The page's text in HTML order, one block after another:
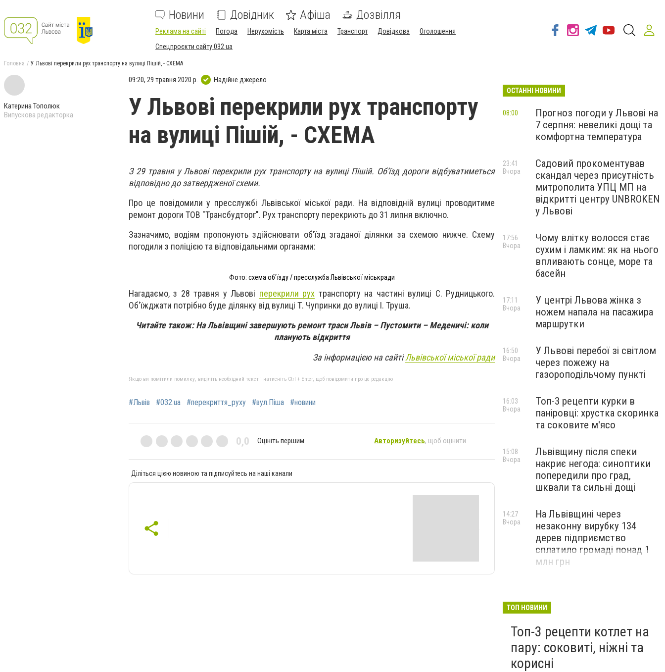
Новини Довідник Афіша Дозвілля
Реклама на сайті Погода Нерухомість Карта міста Транспорт Довідкова
Оголошення
Спецпроєкти сайту 032.ua
Головна У Львові перекрили рух транспорту на вулиці Пішій, - СХЕМА
Катерина Тополюк
Випускова редакторка
09:20, 29 травня 2020 р. Надійне джерело
У Львові перекрили рух транспорту
на вулиці Пішій, - СХЕМА
З 29 травня у Львові перекрили рух транспорту на вулиці Пішій. Об'їзд дороги відбуватиметься
відповідно до затвердженої схеми.
Про це повідомили у пресслужбі Львівської міської ради. На відповідній вулиці проводитиме
ремонт дороги ТОВ "Трансбудторг". Рух транспорту перекриють до 31 липня включно.
Зазначимо, водіям пропонують здійснювати об'їзд згаданої ділянки за схемою нижче. Схему
погодили з поліцією та відповідальними органами:
Фото: схема об'їзду / пресслужба Львівської міськради
Нагадаємо, з 28 травня у Львові перекрили рух транспорту на частині вулиці С. Рудницького.
Об'їжджати потрібно буде ділянку від вулиці Т. Чупринки до вулиці І. Труша.
Читайте також: На Львівщині завершують ремонт траси Львів – Пустомити – Меденичі: коли
планують відкриття
За інформацією на сайтіЛьвівської міської ради
Якщо ви помітили помилку, виділіть необхідний текст і натисніть Ctrl + Enter, щоб повідомити про це редакцію
#Львів #032.ua #перекриття_руху #вул.Піша #новини
0,0 Оцініть першим Авторизуйтесь, щоб оцінити
Діліться цією новиною та підписуйтесь на наші канали
ОСТАННІ НОВИНИ
Прогноз погоди у Львові на
7 серпня: невеликі дощі та
комфортна температура
08:00
Садовий прокоментував
скандал через присутність
митрополита УПЦ МП на
відкритті центру UNBROKEN
у Львові
23:41
Вчора
Чому влітку волосся стає
сухим і ламким: як на нього
впливають сонце, море та
басейн
17:56
Вчора
У центрі Львова жінка з
ножем напала на пасажира
маршрутки
17:11
Вчора
У Львові перебої зі світлом
через пожежу на
газороподільчому пункті
16:50
Вчора
Топ-3 рецепти курки в
паніровці: хрустка скоринка
та соковите м'ясо
16:03
Вчора
Львівщину після спеки
накриє негода: синоптики
попередили про град,
шквали та сильні дощі
15:08
Вчора
На Львівщині через
незаконну вирубку 134
дерев підприємство
сплатило громаді понад 1
млн грн
14:27
Вчора
ТОП НОВИНИ
Топ-3 рецепти котлет на
пару: соковиті, ніжні та
корисні